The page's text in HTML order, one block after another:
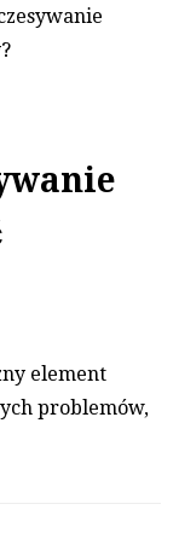
element
problemów,